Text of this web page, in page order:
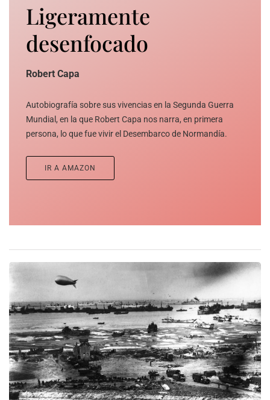
Ligeramente
desenfocado
Robert Capa
Autobiografía sobre sus vivencias en la Segunda Guerra
Mundial, en la que Robert Capa nos narra, en primera
persona, lo que fue vivir el Desembarco de Normandía.
IR A AMAZON